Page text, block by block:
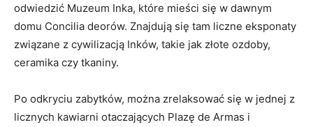
odwiedzić Muzeum⁢ Inka,​ które mieści się ​w dawnym
domu Concilia deorów. Znajdują się tam liczne eksponaty
związane z cywilizacją Inków, ​takie‌ jak złote ozdoby,
ceramika ​czy tkaniny.
Po odkryciu zabytków, można‍ zrelaksować ‌się w jednej‍ z
licznych kawiarni otaczających Plazę⁣ de Armas i